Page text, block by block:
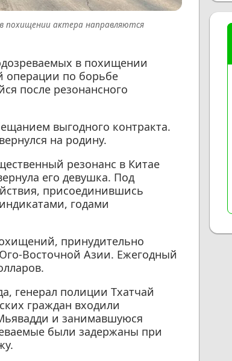
похищении актера направляются
в похищении
операции по борьбе
после резонансного
выгодного контракта.
на родину.
резонанс в Китае
его девушка. Под
присоединившись
годами
принудительно
Восточной Азии. Ежегодный
генерал полиции Тхатчай
граждан входили
и занимавшуюся
были задержаны при